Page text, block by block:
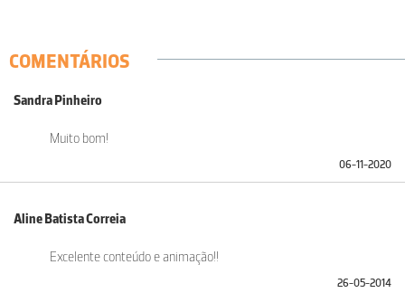
COMENTÁRIOS
Sandra Pinheiro
Muito bom!
06-11-2020
Aline Batista Correia
Excelente conteúdo e animação!!
26-05-2014